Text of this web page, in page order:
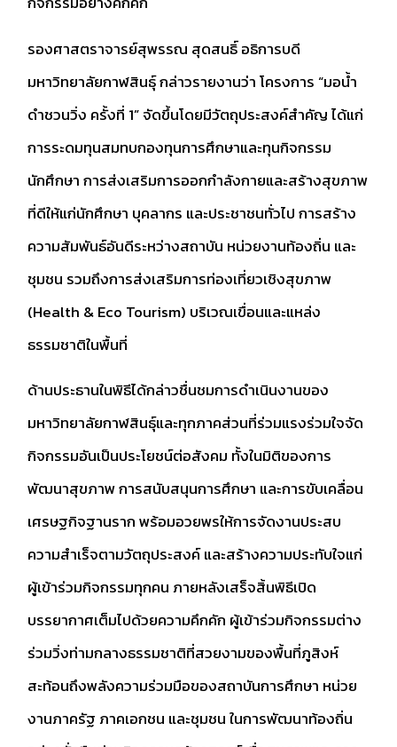
รองศาสตราจารย์สุพรรณ สุดสนธิ์ อธิการบดี
มหาวิทยาลัยกาฬสินธุ์ กล่าวรายงานว่า โครงการ “มอน้ำ
ดำชวนวิ่ง ครั้งที่ 1” จัดขึ้นโดยมีวัตถุประสงค์สำคัญ ได้แก่
การระดมทุนสมทบกองทุนการศึกษาและทุนกิจกรรม
นักศึกษา การส่งเสริมการออกกำลังกายและสร้างสุขภาพ
ที่ดีให้แก่นักศึกษา บุคลากร และประชาชนทั่วไป การสร้าง
ความสัมพันธ์อันดีระหว่างสถาบัน หน่วยงานท้องถิ่น และ
ชุมชน รวมถึงการส่งเสริมการท่องเที่ยวเชิงสุขภาพ
(Health & Eco Tourism) บริเวณเขื่อนและแหล่ง
ธรรมชาติในพื้นที่
ด้านประธานในพิธีได้กล่าวชื่นชมการดำเนินงานของ
มหาวิทยาลัยกาฬสินธุ์และทุกภาคส่วนที่ร่วมแรงร่วมใจจัด
กิจกรรมอันเป็นประโยชน์ต่อสังคม ทั้งในมิติของการ
พัฒนาสุขภาพ การสนับสนุนการศึกษา และการขับเคลื่อน
เศรษฐกิจฐานราก พร้อมอวยพรให้การจัดงานประสบ
ความสำเร็จตามวัตถุประสงค์ และสร้างความประทับใจแก่
ผู้เข้าร่วมกิจกรรมทุกคน ภายหลังเสร็จสิ้นพิธีเปิด
บรรยากาศเต็มไปด้วยความคึกคัก ผู้เข้าร่วมกิจกรรมต่าง
ร่วมวิ่งท่ามกลางธรรมชาติที่สวยงามของพื้นที่ภูสิงห์
สะท้อนถึงพลังความร่วมมือของสถาบันการศึกษา หน่วย
งานภาครัฐ ภาคเอกชน และชุมชน ในการพัฒนาท้องถิ่น